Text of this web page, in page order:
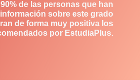
de las personas que han
sobre este grado
de forma muy positiva los
por EstudiaPlus.